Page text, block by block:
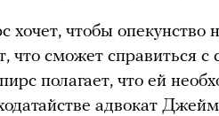
хочет, чтобы опекунство
что сможет справиться с
полагает, что ей
адвокат